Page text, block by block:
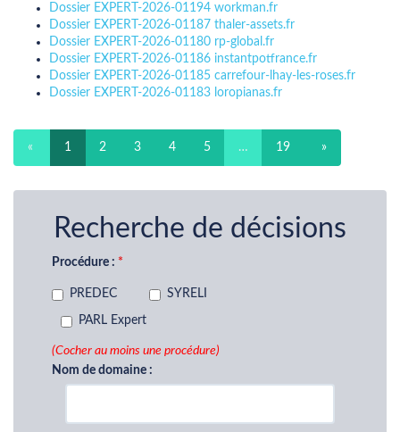
Dossier EXPERT-2026-01194 workman.fr
Dossier EXPERT-2026-01187 thaler-assets.fr
Dossier EXPERT-2026-01180 rp-global.fr
Dossier EXPERT-2026-01186 instantpotfrance.fr
Dossier EXPERT-2026-01185 carrefour-lhay-les-roses.fr
Dossier EXPERT-2026-01183 loropianas.fr
« 1 2 3 4 5 … 19 »
Recherche de décisions
Procédure :
PREDEC SYRELI
PARL Expert
(Cocher au moins une procédure)
Nom de domaine :